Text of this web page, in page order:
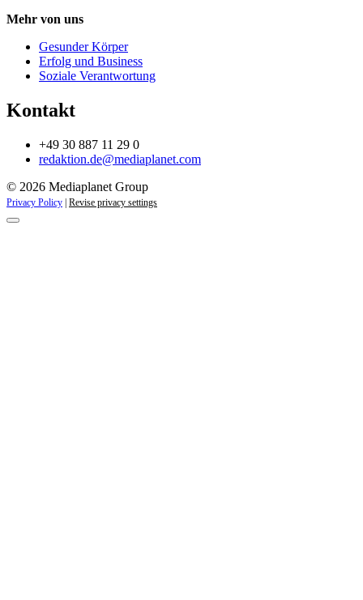
Mehr von uns
Gesunder Körper
Erfolg und Business
Soziale Verantwortung
Kontakt
+49 30 887 11 29 0
redaktion.de@mediaplanet.com
© 2026 Mediaplanet Group
Privacy Policy Revise privacy settings